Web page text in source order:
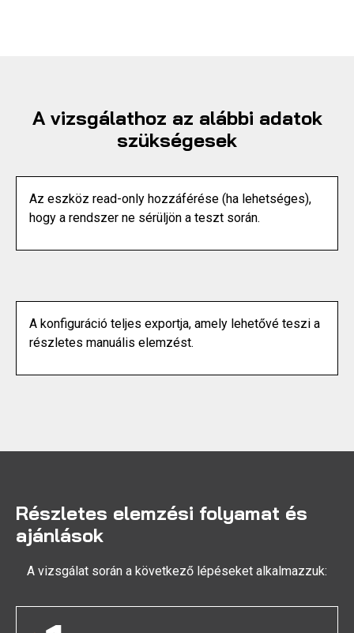
A vizsgálathoz az alábbi adatok
szükségesek
Az eszköz read-only hozzáférése (ha lehetséges),
hogy a rendszer ne sérüljön a teszt során.
A konfiguráció teljes exportja, amely lehetővé teszi a
részletes manuális elemzést.
Részletes elemzési folyamat és
ajánlások
A vizsgálat során a következő lépéseket alkalmazzuk: